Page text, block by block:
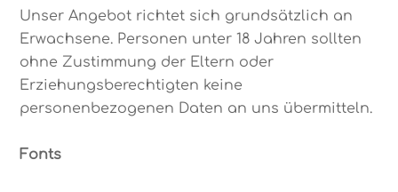
Unser Angebot richtet sich grundsätzlich an
Erwachsene. Personen unter 18 Jahren sollten
ohne Zustimmung der Eltern oder
Erziehungsberechtigten keine
personenbezogenen Daten an uns übermitteln.
Fonts